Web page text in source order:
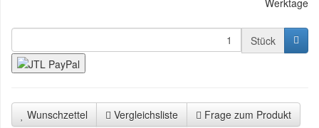
Werktage
Stück
Wunschzettel Vergleichsliste Frage zum Produkt